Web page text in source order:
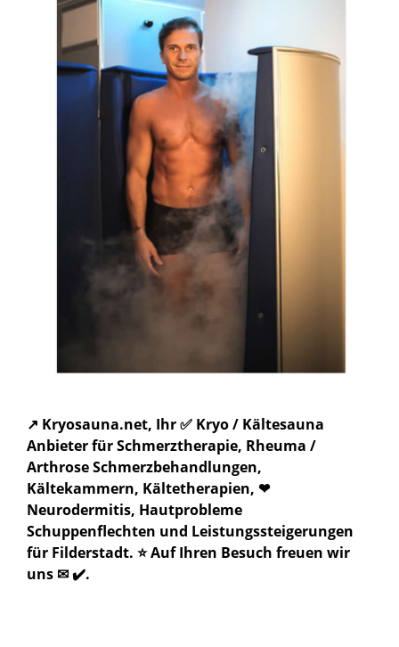
↗️ Kryosauna.net, Ihr ✅ Kryo / Kältesauna
Anbieter für Schmerztherapie, Rheuma /
Arthrose Schmerzbehandlungen,
Kältekammern, Kältetherapien, ❤
Neurodermitis, Hautprobleme
Schuppenflechten und Leistungssteigerungen
für Filderstadt. ⭐ Auf Ihren Besuch freuen wir
uns ✉ ✔️.